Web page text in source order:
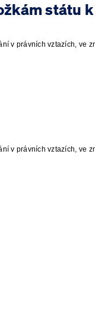
v právních vztazích, ve
v právních vztazích, ve